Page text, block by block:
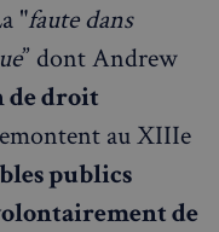
"faute dans
” dont Andrew
de droit
au XIIIe
publics
de